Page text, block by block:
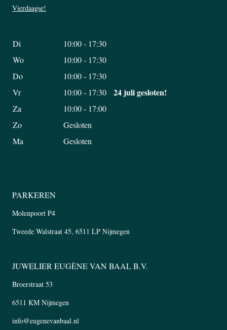
Vierdaagse!
Di
10:00 - 17:30
Wo
10:00 - 17:30
Do
10:00 - 17:30
Vr
10:00 - 17:30 24 juli gesloten!
Za
10:00 - 17:00
Zo
Gesloten
Ma
Gesloten
PARKEREN
Molenpoort P4
Tweede Walstraat 45, 6511 LP Nijmegen
JUWELIER EUGÈNE VAN BAAL B.V.
Broerstraat 53
6511 KM Nijmegen
info@eugenevanbaal.nl